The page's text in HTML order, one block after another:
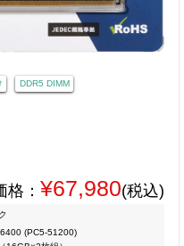
DDR5 DIMM
格： ¥67,980(税込)
(PC5-51200)